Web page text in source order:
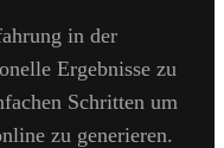
in der
Ergebnisse zu
Schritten um
zu generieren.